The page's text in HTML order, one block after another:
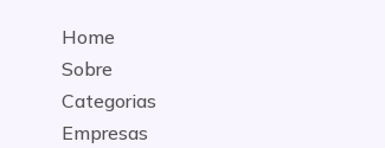
Home
Sobre
Categorias
Empresas